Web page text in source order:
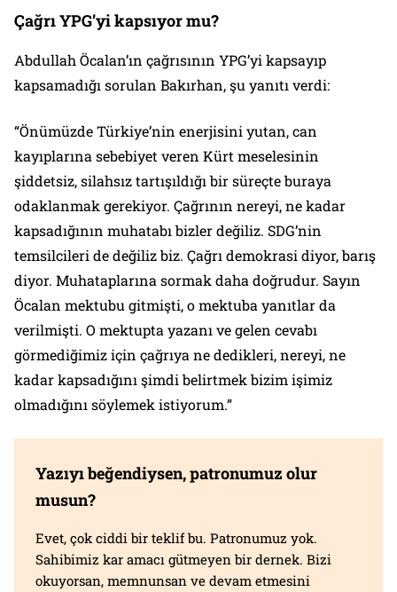
Çağrı YPG’yi kapsıyor mu?
Abdullah Öcalan’ın çağrısının YPG’yi kapsayıp
kapsamadığı sorulan Bakırhan, şu yanıtı verdi:
“Önümüzde Türkiye’nin enerjisini yutan, can
kayıplarına sebebiyet veren Kürt meselesinin
şiddetsiz, silahsız tartışıldığı bir süreçte buraya
odaklanmak gerekiyor. Çağrının nereyi, ne kadar
kapsadığının muhatabı bizler değiliz. SDG’nin
temsilcileri de değiliz biz. Çağrı demokrasi diyor, barış
diyor. Muhataplarına sormak daha doğrudur. Sayın
Öcalan mektubu gitmişti, o mektuba yanıtlar da
verilmişti. O mektupta yazanı ve gelen cevabı
görmediğimiz için çağrıya ne dedikleri, nereyi, ne
kadar kapsadığını şimdi belirtmek bizim işimiz
olmadığını söylemek istiyorum.”
Yazıyı beğendiysen, patronumuz olur
musun?
Evet, çok ciddi bir teklif bu. Patronumuz yok.
Sahibimiz kar amacı gütmeyen bir dernek. Bizi
okuyorsan, memnunsan ve devam etmesini